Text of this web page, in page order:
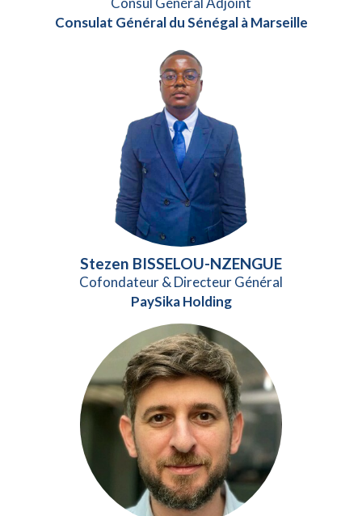
Consulat Général du Sénégal à Marseille
Stezen BISSELOU-NZENGUE
Cofondateur & Directeur Général
PaySika Holding